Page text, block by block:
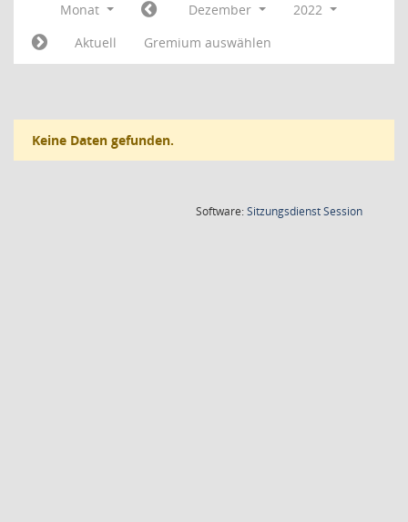
Monat Dezember
2022
Aktuell
Gremium auswählen
Keine Daten gefunden.
Software:SitzungsdienstSession(Wird in